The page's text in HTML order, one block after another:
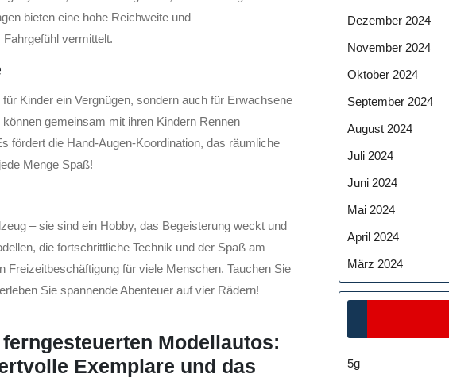
bieten eine hohe Reichweite und
vermittelt.
Kinder ein Vergnügen, sondern auch für Erwachsene
gemeinsam mit ihren Kindern Rennen
fördert die Hand-Augen-Koordination, das räumliche
Menge Spaß!
– sie sind ein Hobby, das Begeisterung weckt und
die fortschrittliche Technik und der Spaß am
Freizeitbeschäftigung für viele Menschen. Tauchen Sie
Sie spannende Abenteuer auf vier Rädern!
Modellautos:
Exemplare und das
Dezember 2024
November 2024
Oktober 2024
September 2024
August 2024
Juli 2024
Juni 2024
Mai 2024
April 2024
März 2024
5g